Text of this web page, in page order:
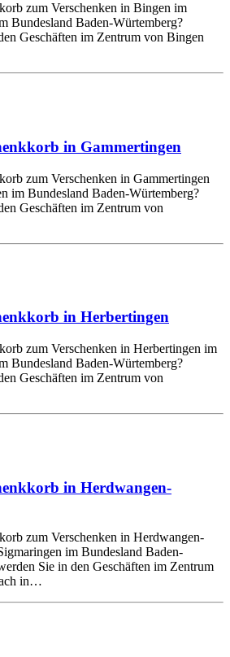
zum Verschenken in Bingen im
Bundesland Baden-Würtemberg?
Geschäften im Zentrum von Bingen
in Gammertingen
zum Verschenken in Gammertingen
im Bundesland Baden-Würtemberg?
Geschäften im Zentrum von
in Herbertingen
zum Verschenken in Herbertingen im
Bundesland Baden-Würtemberg?
Geschäften im Zentrum von
in Herdwangen-
zum Verschenken in Herdwangen-
im Bundesland Baden-
Sie in den Geschäften im Zentrum
in…